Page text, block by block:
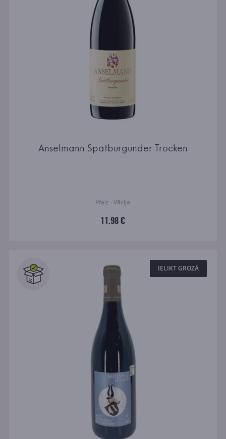
Anselmann Spätburgunder Trocken
Pfalz · Vācija
11.98 €
IELIKT GROZĀ